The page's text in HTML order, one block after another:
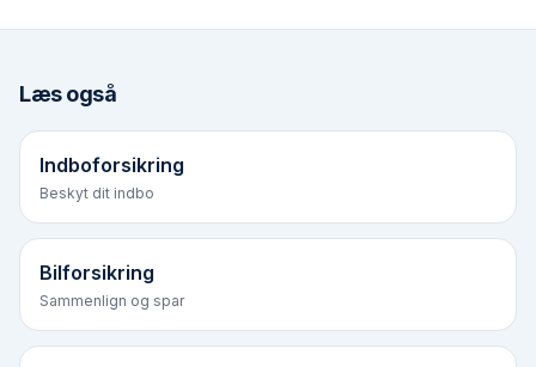
Læs også
Indboforsikring
Beskyt dit indbo
Bilforsikring
Sammenlign og spar